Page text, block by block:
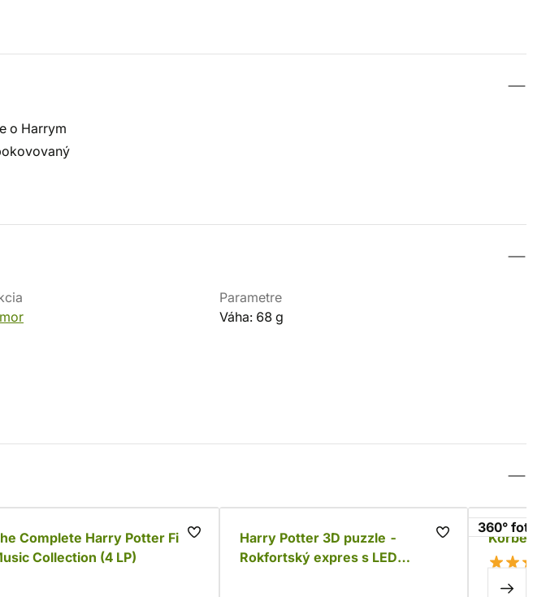
o Harrym
Parametre
Váha: 68 g
Complete Harry Potter Film
Collection (4 LP)
Harry Potter 3D puzzle -
Rokfortský expres s LED
360°
Korbel